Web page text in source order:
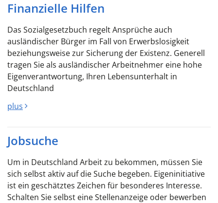
Finanzielle Hilfen
Das Sozialgesetzbuch regelt Ansprüche auch
ausländischer Bürger im Fall von Erwerbslosigkeit
beziehungsweise zur Sicherung der Existenz. Generell
tragen Sie als ausländischer Arbeitnehmer eine hohe
Eigenverantwortung, Ihren Lebensunterhalt in
Deutschland
plus
Jobsuche
Um in Deutschland Arbeit zu bekommen, müssen Sie
sich selbst aktiv auf die Suche begeben. Eigeninitiative
ist ein geschätztes Zeichen für besonderes Interesse.
Schalten Sie selbst eine Stellenanzeige oder bewerben